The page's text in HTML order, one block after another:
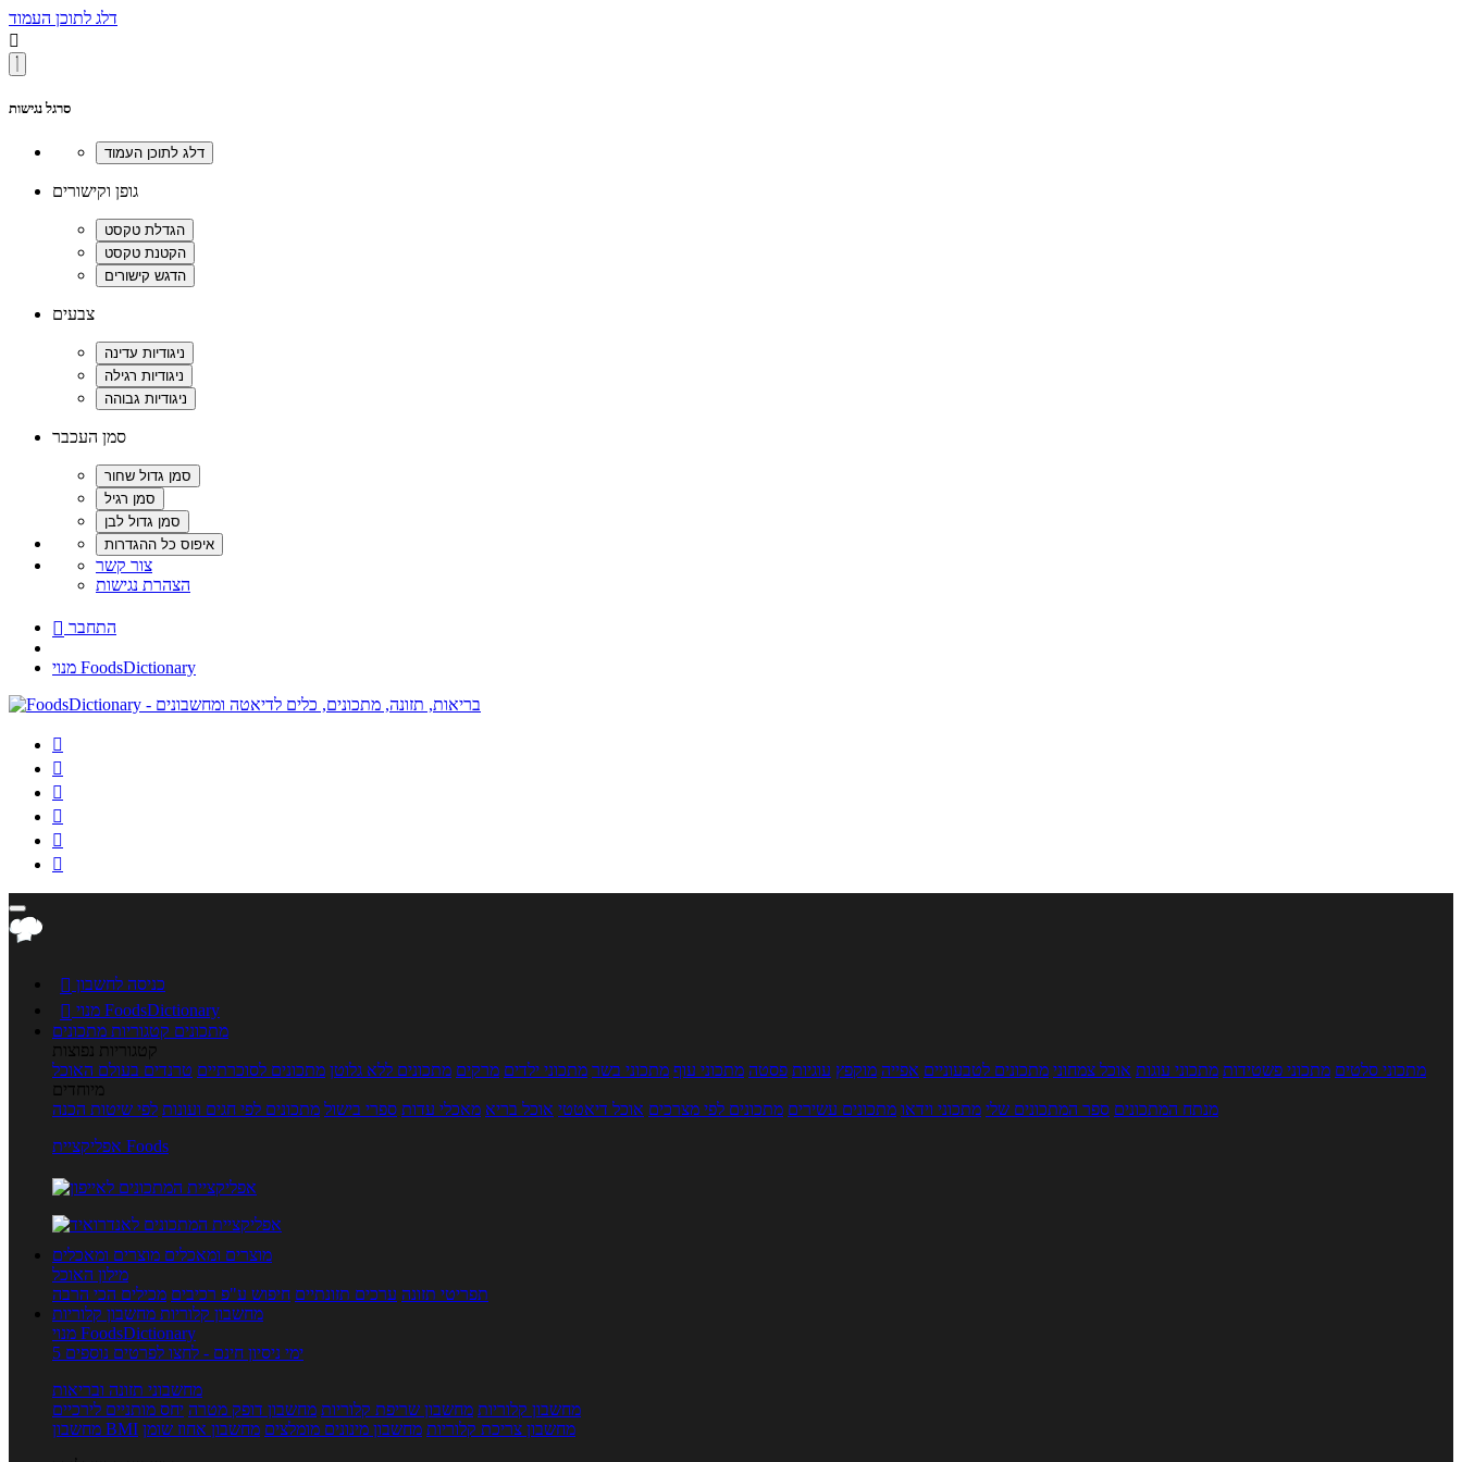
דלג לתוכן העמוד

סרגל נגישות
גופן וקישורים
צבעים
סמן העכבר
צור קשר
הצהרת נגישות
 התחבר
מנוי FoodsDictionary






 כניסה לחשבון

מנוי FoodsDictionary
מתכונים קטגוריות מתכונים
קטגוריות נפוצות
מתכוני סלטים מתכוני פשטידות מתכוני עוגות אוכל צמחוני מתכונים לטבעוניים אפייה מוקפץ עוגיות פסטה מתכוני עוף מתכוני בשר מתכוני ילדים מרקים מתכונים ללא גלוטן מתכונים לסוכרתיים טרנדים בעולם האוכל
מיוחדים
מנתח המתכונים ספר המתכונים שלי מתכוני וידאו מתכונים עשירים מתכונים לפי מצרכים אוכל דיאטטי אוכל בריא מאכלי עדות ספרי בישול מתכונים לפי חגים ועונות לפי שיטות הכנה
אפליקציית Foods
מוצרים ומאכלים מוצרים ומאכלים
מילון האוכל
תפריטי תזונה ערכים תזונתיים חיפוש ע"פ רכיבים מכילים הכי הרבה
מחשבון קלוריות מחשבון קלוריות
מנוי FoodsDictionary
5 ימי ניסיון חינם - לחצו לפרטים נוספים
מחשבוני תזונה ובריאות
מחשבון קלוריות מחשבון שריפת קלוריות מחשבון דופק מטרה יחס מותניים לירכיים
מחשבון BMI
מחשבון צריכת קלוריות מחשבון מינונים מומלצים מחשבון אחוז שומן